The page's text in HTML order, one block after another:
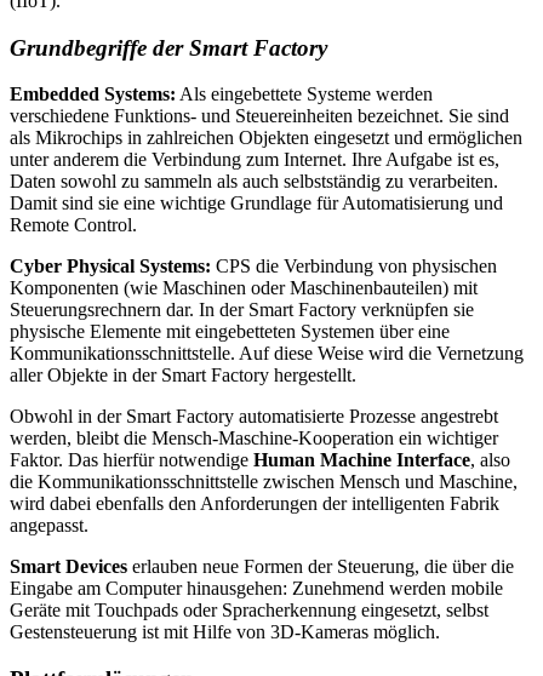
Grundbegriffe der Smart Factory
Embedded Systems: Als eingebettete Systeme werden
verschiedene Funktions- und Steuereinheiten bezeichnet. Sie sind
als Mikrochips in zahlreichen Objekten eingesetzt und ermöglichen
unter anderem die Verbindung zum Internet. Ihre Aufgabe ist es,
Daten sowohl zu sammeln als auch selbstständig zu verarbeiten.
Damit sind sie eine wichtige Grundlage für Automatisierung und
Remote Control.
Cyber Physical Systems: CPS die Verbindung von physischen
Komponenten (wie Maschinen oder Maschinenbauteilen) mit
Steuerungsrechnern dar. In der Smart Factory verknüpfen sie
physische Elemente mit eingebetteten Systemen über eine
Kommunikationsschnittstelle. Auf diese Weise wird die Vernetzung
aller Objekte in der Smart Factory hergestellt.
Obwohl in der Smart Factory automatisierte Prozesse angestrebt
werden, bleibt die Mensch-Maschine-Kooperation ein wichtiger
Faktor. Das hierfür notwendige Human Machine Interface, also
die Kommunikationsschnittstelle zwischen Mensch und Maschine,
wird dabei ebenfalls den Anforderungen der intelligenten Fabrik
angepasst.
Smart Devices erlauben neue Formen der Steuerung, die über die
Eingabe am Computer hinausgehen: Zunehmend werden mobile
Geräte mit Touchpads oder Spracherkennung eingesetzt, selbst
Gestensteuerung ist mit Hilfe von 3D-Kameras möglich.